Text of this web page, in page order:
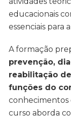
educacionais
essenciais para
A formação
prevenção,
reabilitação
funções do
conhecimentos
curso aborda